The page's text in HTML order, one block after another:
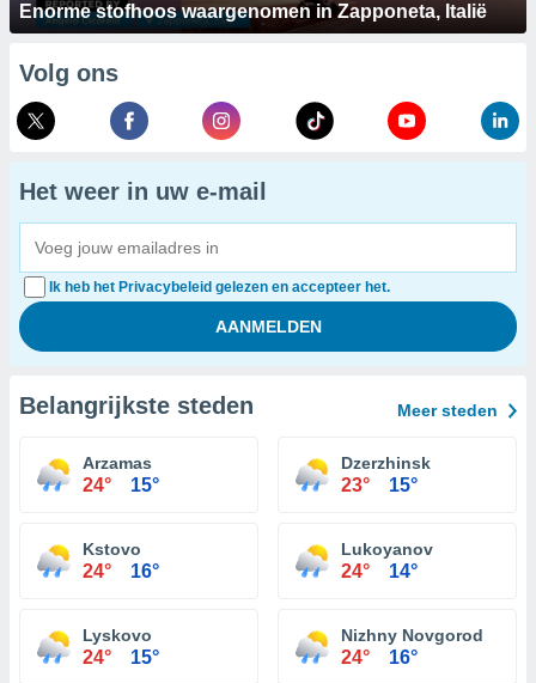
Enorme stofhoos waargenomen in Zapponeta, Italië
Volg ons
Het weer in uw e-mail
Ik heb het Privacybeleid gelezen en accepteer het.
Belangrijkste steden Meer steden
Arzamas
24° 15°
Dzerzhinsk
23° 15°
Kstovo
24° 16°
Lukoyanov
24° 14°
Lyskovo
24° 15°
Nizhny Novgorod
24° 16°